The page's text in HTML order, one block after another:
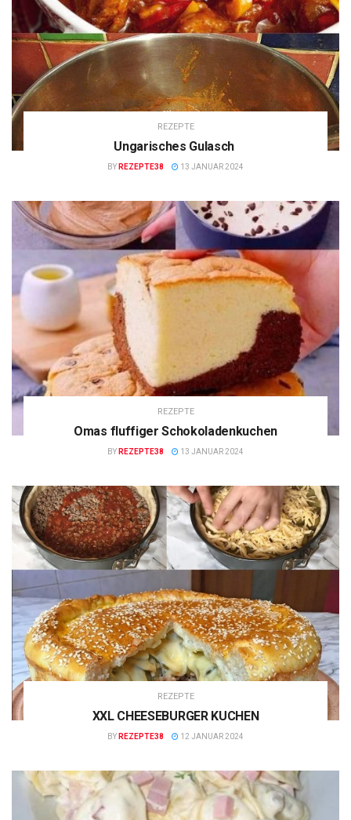
REZEPTE
Ungarisches Gulasch
BY REZEPTE38 13 JANUAR 2024
REZEPTE
Omas fluffiger Schokoladenkuchen
BY REZEPTE38 13 JANUAR 2024
REZEPTE
XXL CHEESEBURGER KUCHEN
BY REZEPTE38 12 JANUAR 2024